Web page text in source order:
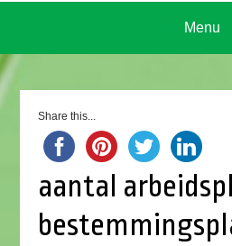
Menu
Share this...
aantal